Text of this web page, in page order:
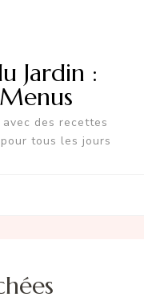
Jardin :
des recettes
tous les jours